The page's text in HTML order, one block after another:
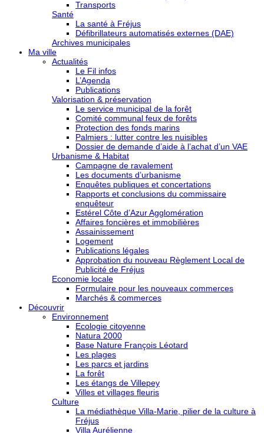
Transports
Santé
La santé à Fréjus
Défibrillateurs automatisés externes (DAE)
Archives municipales
Ma ville
Actualités
Le Fil infos
L’Agenda
Publications
Valorisation & préservation
Le service municipal de la forêt
Comité communal feux de forêts
Protection des fonds marins
Palmiers : lutter contre les nuisibles
Dossier de demande d’aide à l’achat d’un VAE
Urbanisme & Habitat
Campagne de ravalement
Les documents d’urbanisme
Enquêtes publiques et concertations
Rapports et conclusions du commissaire
enquêteur
Estérel Côte d’Azur Agglomération
Affaires foncières et immobilières
Assainissement
Logement
Publications légales
Approbation du nouveau Règlement Local de
Publicité de Fréjus
Economie locale
Formulaire pour les nouveaux commerces
Marchés & commerces
Découvrir
Environnement
Ecologie citoyenne
Natura 2000
Base Nature François Léotard
Les plages
Les parcs et jardins
La forêt
Les étangs de Villepey
Villes et villages fleuris
Culture
La médiathèque Villa-Marie, pilier de la culture à
Fréjus
Villa Aurélienne